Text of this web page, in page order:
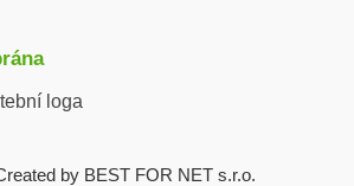
by BEST FOR NET s.r.o.